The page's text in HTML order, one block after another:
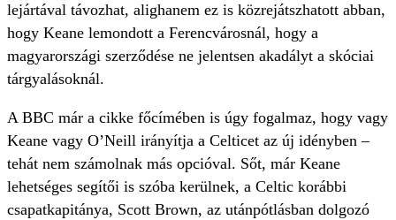
lejártával távozhat, alighanem ez is közrejátszhatott abban,
hogy Keane lemondott a Ferencvárosnál, hogy a
magyarországi szerződése ne jelentsen akadályt a skóciai
tárgyalásoknál.
A BBC már a cikke főcímében is úgy fogalmaz, hogy vagy
Keane vagy O’Neill irányítja a Celticet az új idényben –
tehát nem számolnak más opcióval. Sőt, már Keane
lehetséges segítői is szóba kerülnek, a Celtic korábbi
csapatkapitánya, Scott Brown, az utánpótlásban dolgozó